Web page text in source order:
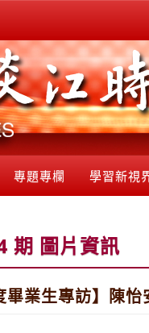
專題專欄 學習新視
期 圖片資訊
畢業生專訪】陳